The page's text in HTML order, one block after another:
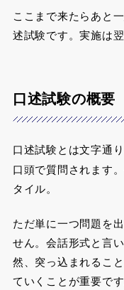
ここまで来たらあと
述試験です。実施は翌
口述試験の概要
口述試験とは文字通り
口頭で質問されます
タイル。
ただ単に一つ問題を
せん。会話形式と言
然、突っ込まれるこ
ていくことが重要です